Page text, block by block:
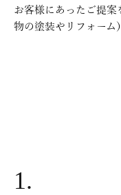
お客様にあったご提案
物の塗装やリフォーム）
1.